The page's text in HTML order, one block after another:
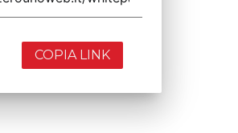
COPIA LINK